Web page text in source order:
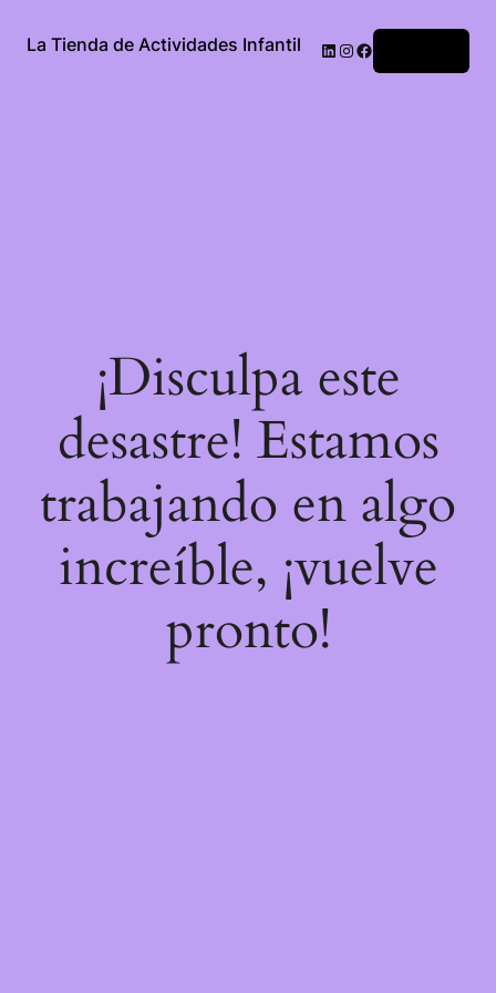
La Tienda de Actividades Infantil
¡Disculpa este
desastre! Estamos
trabajando en algo
increíble, ¡vuelve
pronto!